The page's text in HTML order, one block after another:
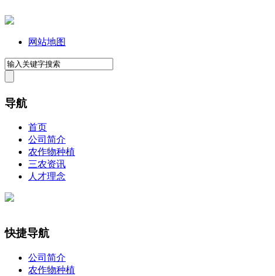
网站地图
导航
首页
公司简介
农作物种植
三农资讯
人才理念
快捷导航
公司简介
农作物种植